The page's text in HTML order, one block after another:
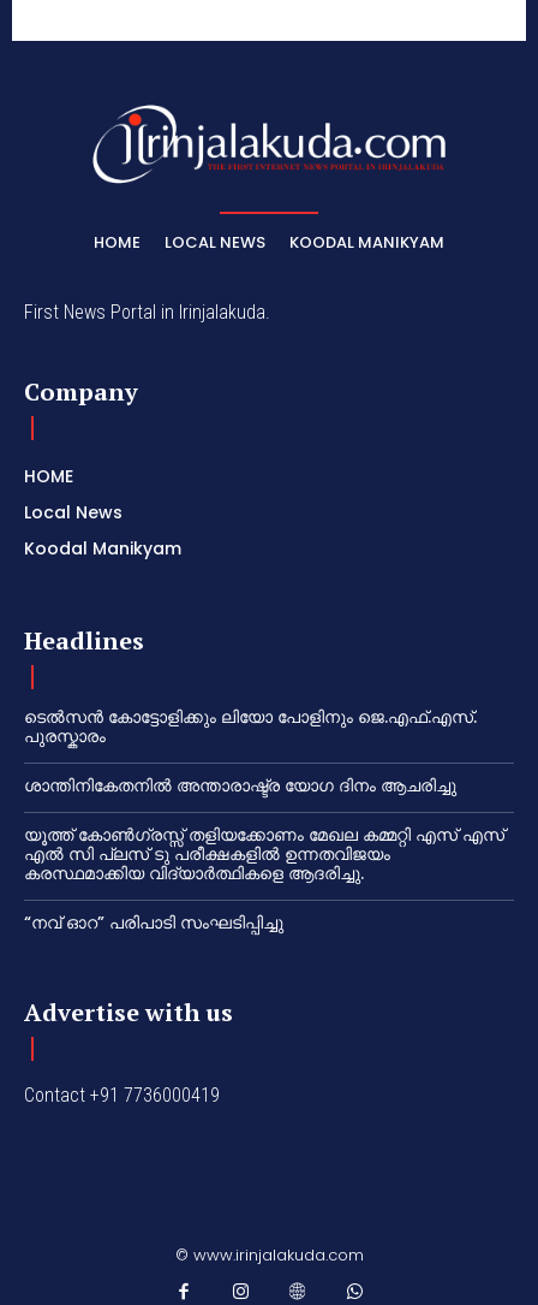
HOME LOCAL NEWS KOODAL MANIKYAM
First News Portal in Irinjalakuda.
Company
HOME
Local News
Koodal Manikyam
Headlines
ടെൽസൻ കോട്ടോളിക്കും ലിയോ പോളിനും ജെ.എഫ്.എസ്.
പുരസ്കാരം
ശാന്തിനികേതനിൽ അന്താരാഷ്ട്ര യോഗ ദിനം ആചരിച്ചു
യൂത്ത് കോൺഗ്രസ്സ് തളിയക്കോണം മേഖല കമ്മറ്റി എസ് എസ്
എൽ സി പ്ലസ് ടു പരീക്ഷകളിൽ ഉന്നതവിജയം
കരസ്ഥമാക്കിയ വിദ്യാർത്ഥികളെ ആദരിച്ചു.
“നവ് ഓറ” പരിപാടി സംഘടിപ്പിച്ചു
Advertise with us
Contact +91 7736000419
© www.irinjalakuda.com